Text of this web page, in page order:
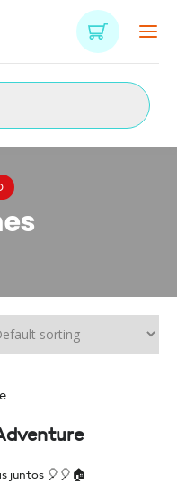
juntos 🎈🎈🏠